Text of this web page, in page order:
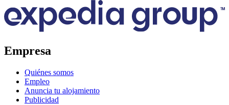
Empresa
Quiénes somos
Empleo
Anuncia tu alojamiento
Publicidad